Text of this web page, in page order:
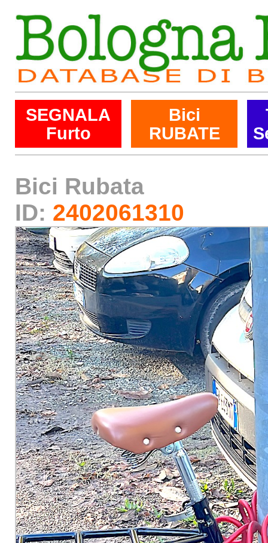
SEGNALA
Furto
Bici
RUBATE
Bici Rubata
ID: 2402061310